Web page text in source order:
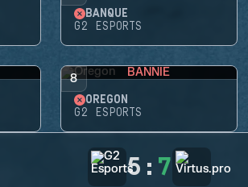
BANQUE
G2 ESPORTS
8 BANNIE
OREGON
G2 ESPORTS
5 : 7